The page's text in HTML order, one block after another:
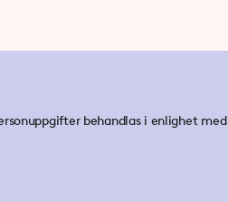
behandlas i enlighet med